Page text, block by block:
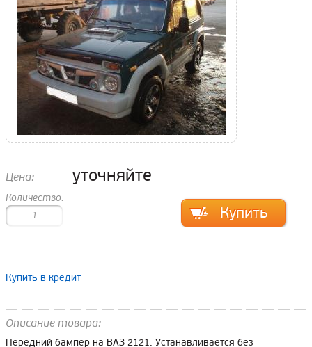
Цена: уточняйте
Количество:
Купить в кредит
Описание товара:
Передний бампер на ВАЗ 2121. Устанавливается без